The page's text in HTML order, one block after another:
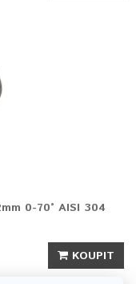
0-70° AISI 304
KOUPIT